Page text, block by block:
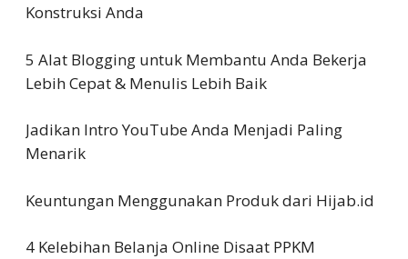
Konstruksi Anda
5 Alat Blogging untuk Membantu Anda Bekerja
Lebih Cepat & Menulis Lebih Baik
Jadikan Intro YouTube Anda Menjadi Paling
Menarik
Keuntungan Menggunakan Produk dari Hijab.id
4 Kelebihan Belanja Online Disaat PPKM